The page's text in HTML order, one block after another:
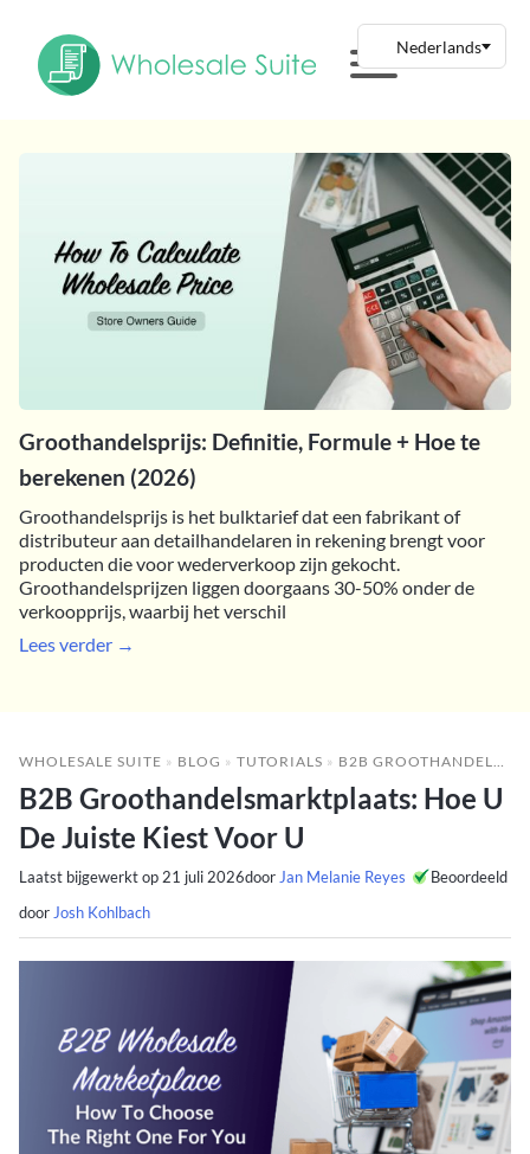
Groothandelsprijs: Definitie, Formule + Hoe te
berekenen (2026)
Groothandelsprijs is het bulktarief dat een fabrikant of
distributeur aan detailhandelaren in rekening brengt voor
producten die voor wederverkoop zijn gekocht.
Groothandelsprijzen liggen doorgaans 30-50% onder de
verkoopprijs, waarbij het verschil
Lees verder →
WHOLESALE SUITE » BLOG » TUTORIALS » B2B GROOTHANDELSMARKTPLAATS: HOE U DE JUISTE KIEST VOOR U
B2B Groothandelsmarktplaats: Hoe U
De Juiste Kiest Voor U
Laatst bijgewerkt op 21 juli 2026door Jan Melanie Reyes
Beoordeeld
door Josh Kohlbach